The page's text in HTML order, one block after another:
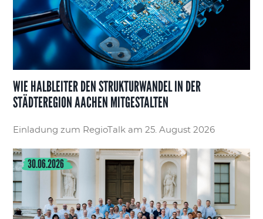
WIE HALBLEITER DEN STRUKTURWANDEL IN DER
STÄDTEREGION AACHEN MITGESTALTEN
Einladung zum RegioTalk am 25. August 2026
30.06.2026